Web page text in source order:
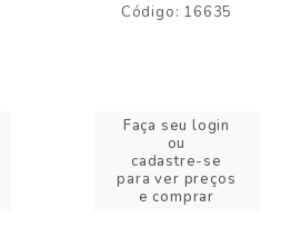
Código: 16635
Faça seu login
ou
cadastre-se
para ver preços
e comprar